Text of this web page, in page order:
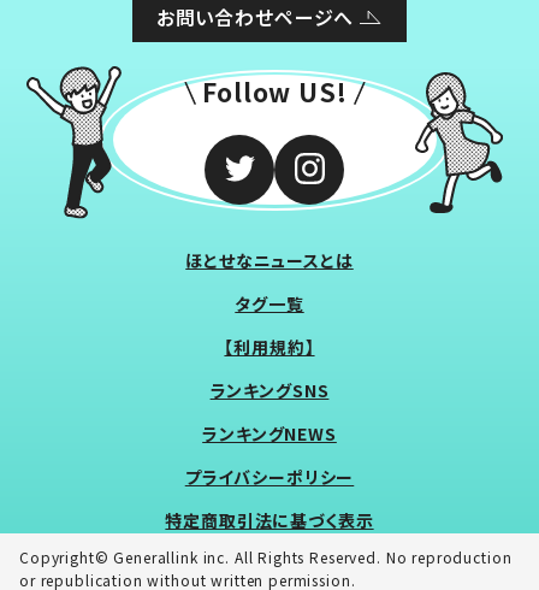
お問い合わせページへ
Follow US!
ほとせなニュースとは
タグ一覧
【利用規約】
ランキングSNS
ランキングNEWS
プライバシーポリシー
特定商取引法に基づく表示
Copyright© Generallink inc. All Rights Reserved. No reproduction
or republication without written permission.